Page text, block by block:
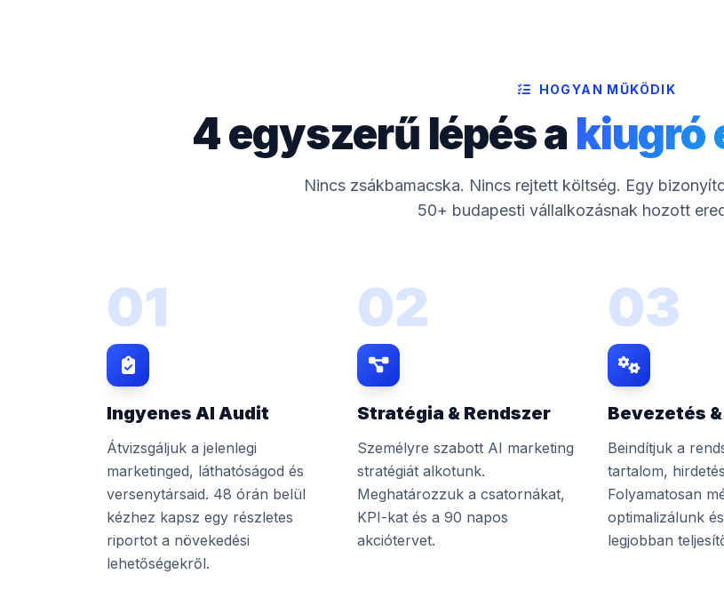
HOGYAN MŰKÖDIK
4 egyszerű lépés a kiugró
Nincs zsákbamacska. Nincs rejtett költség. Egy
50+ budapesti vállalkozásnak hozott
01
Ingyenes AI Audit
Átvizsgáljuk a jelenlegi
marketinged, láthatóságod és
versenytársaid. 48 órán belül
kézhez kapsz egy részletes
riportot a növekedési
lehetőségekről.
02
Stratégia & Rendszer
Személyre szabott AI marketing
stratégiát alkotunk.
Meghatározzuk a csatornákat,
KPI-kat és a 90 napos
akciótervet.
03
Bevezetés
Beindítjuk a
tartalom,
Folyamatosan
optimalizálunk
legjobban